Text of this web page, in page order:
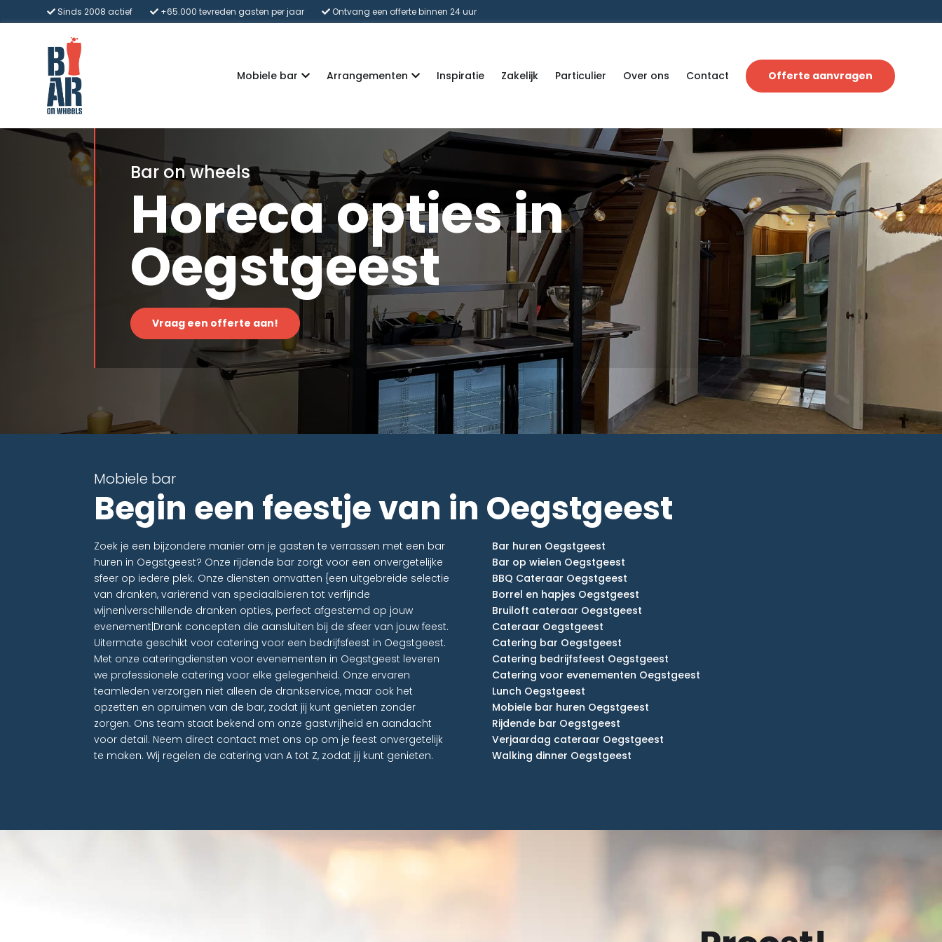
Sinds 2008 actief +65.000 tevreden gasten per jaar Ontvang een offerte binnen 24 uur
Mobiele bar Arrangementen Inspiratie Zakelijk Particulier Over ons Contact Offerte aanvragen
Bar on wheels
Horeca opties in
Oegstgeest
Vraag een offerte aan!
Mobiele bar
Begin een feestje van in Oegstgeest
Zoek je een bijzondere manier om je gasten te verrassen met een bar
huren in Oegstgeest? Onze rijdende bar zorgt voor een onvergetelijke
sfeer op iedere plek. Onze diensten omvatten {een uitgebreide selectie
van dranken, variërend van speciaalbieren tot verfijnde
wijnen|verschillende dranken opties, perfect afgestemd op jouw
evenement|Drank concepten die aansluiten bij de sfeer van jouw feest.
Uitermate geschikt voor catering voor een bedrijfsfeest in Oegstgeest.
Met onze cateringdiensten voor evenementen in Oegstgeest leveren
we professionele catering voor elke gelegenheid. Onze ervaren
teamleden verzorgen niet alleen de drankservice, maar ook het
opzetten en opruimen van de bar, zodat jij kunt genieten zonder
zorgen. Ons team staat bekend om onze gastvrijheid en aandacht
voor detail. Neem direct contact met ons op om je feest onvergetelijk
te maken. Wij regelen de catering van A tot Z, zodat jij kunt genieten.
Bar huren Oegstgeest
Bar op wielen Oegstgeest
BBQ Cateraar Oegstgeest
Borrel en hapjes Oegstgeest
Bruiloft cateraar Oegstgeest
Cateraar Oegstgeest
Catering bar Oegstgeest
Catering bedrijfsfeest Oegstgeest
Catering voor evenementen Oegstgeest
Lunch Oegstgeest
Mobiele bar huren Oegstgeest
Rijdende bar Oegstgeest
Verjaardag cateraar Oegstgeest
Walking dinner Oegstgeest